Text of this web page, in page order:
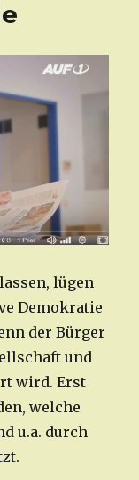
lügen
Demokratie
der Bürger
und
wird. Erst
welche
u.a. durch